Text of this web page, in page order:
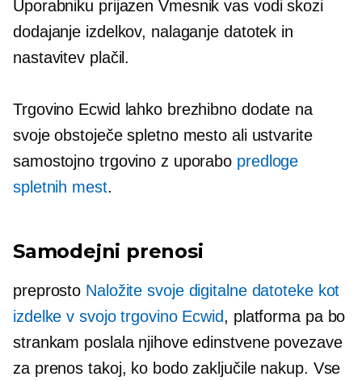
Uporabniku prijazen Vmesnik vas vodi skozi
dodajanje izdelkov, nalaganje datotek in
nastavitev plačil.
Trgovino Ecwid lahko brezhibno dodate na
svoje obstoječe spletno mesto ali ustvarite
samostojno trgovino z uporabo predloge
spletnih mest.
Samodejni prenosi
preprosto Naložite svoje digitalne datoteke kot
izdelke v svojo trgovino Ecwid, platforma pa bo
strankam poslala njihove edinstvene povezave
za prenos takoj, ko bodo zaključile nakup. Vse